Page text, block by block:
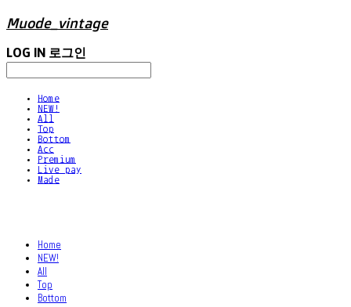
Muode_vintage
LOG IN 로그인
Home
NEW!
All
Top
Bottom
Acc
Premium
Live pay
Made
Home
NEW!
All
Top
Bottom